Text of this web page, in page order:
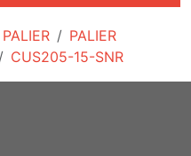
PALIER
CUS205-15-SNR